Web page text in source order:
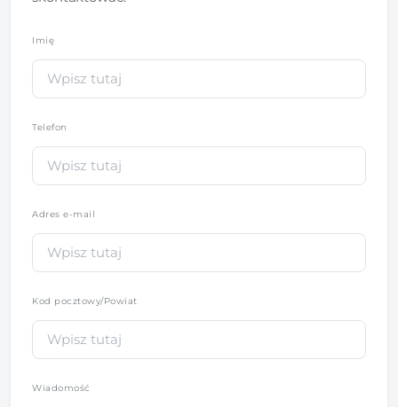
Imię
Telefon
Adres e-mail
Kod pocztowy/Powiat
Wiadomość